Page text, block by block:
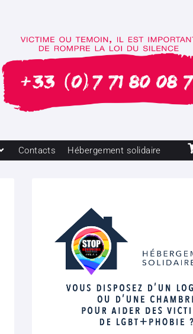
Contacts Hébergement solidaire